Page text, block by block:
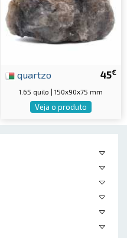
45€
quartzo
1.65 quilo | 150x90x75 mm
Veja o produto